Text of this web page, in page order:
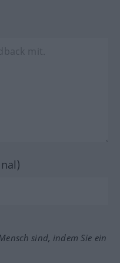
sind, indem Sie ein